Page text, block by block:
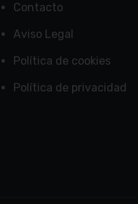
Contacto
Aviso Legal
Política de cookies
Política de privacidad